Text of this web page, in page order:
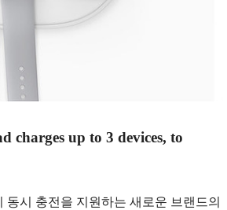
charges up to 3 devices, to
시 충전을 지원하는 새로운 브랜드의